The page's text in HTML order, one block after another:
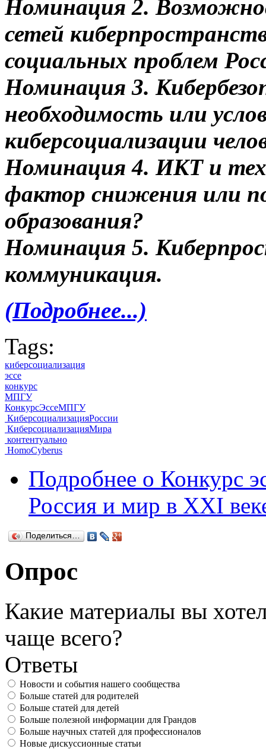
Номинация 2.
сетей
социальных проблем
Номинация 3.
необходимость или
киберсоциализации
Номинация 4. ИКТ и
фактор снижения или
образования?
Номинация 5.
коммуникация.
(Подробнее...)
Tags:
киберсоциализация
эссе
конкурс
МПГУ
КонкурсЭссеМПГУ
КиберсоциализацияРоссии
КиберсоциализацияМира
контентуально
HomoCyberus
Подробнее о Конкурс
Россия и мир в XXI
Поделиться…
Опрос
Какие материалы вы
чаще всего?
Ответы
Новости и события нашего сообщества
Больше статей для родителей
Больше статей для детей
Больше полезной информации для Грандов
Больше научных статей для профессионалов
Новые дискуссионные статьи